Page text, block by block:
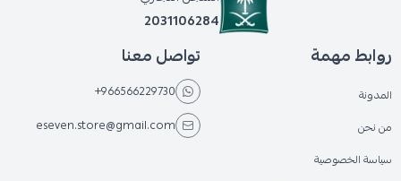
2031106284
روابط مهمة
المدونة
من نحن
سياسة الخصوصية
تواصل معنا
+966566229730
eseven.store@gmail.com